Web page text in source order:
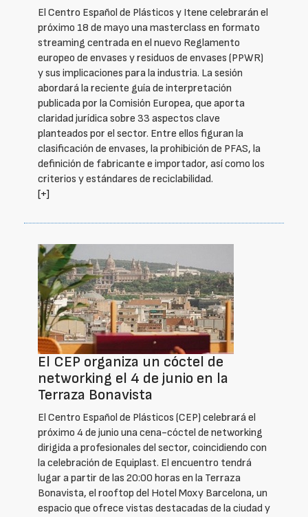
El Centro Español de Plásticos y Itene celebrarán el
próximo 18 de mayo una masterclass en formato
streaming centrada en el nuevo Reglamento
europeo de envases y residuos de envases (PPWR)
y sus implicaciones para la industria. La sesión
abordará la reciente guía de interpretación
publicada por la Comisión Europea, que aporta
claridad jurídica sobre 33 aspectos clave
planteados por el sector. Entre ellos figuran la
clasificación de envases, la prohibición de PFAS, la
definición de fabricante e importador, así como los
criterios y estándares de reciclabilidad.
[+]
El CEP organiza un cóctel de
networking el 4 de junio en la
Terraza Bonavista
El Centro Español de Plásticos (CEP) celebrará el
próximo 4 de junio una cena-cóctel de networking
dirigida a profesionales del sector, coincidiendo con
la celebración de Equiplast. El encuentro tendrá
lugar a partir de las 20:00 horas en la Terraza
Bonavista, el rooftop del Hotel Moxy Barcelona, un
espacio que ofrece vistas destacadas de la ciudad y